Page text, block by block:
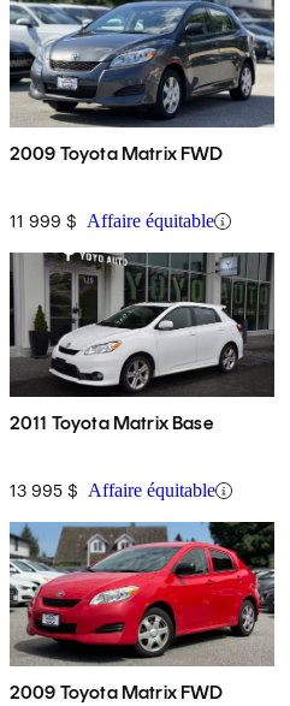
2009 Toyota Matrix FWD
11 999 $ Affaire équitable
2011 Toyota Matrix Base
13 995 $ Affaire équitable
2009 Toyota Matrix FWD